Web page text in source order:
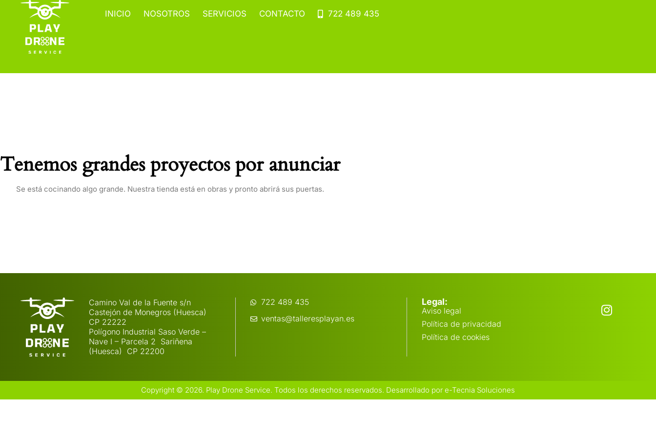
contenido
INICIO NOSOTROS SERVICIOS CONTACTO 722 489 435
Tenemos grandes proyectos por anunciar
Se está cocinando algo grande. Nuestra tienda está en obras y pronto abrirá sus puertas.
Camino Val de la Fuente s/n
Castejón de Monegros (Huesca)
CP 22222
Polígono Industrial Saso Verde –
Nave I – Parcela 2 Sariñena
(Huesca) CP 22200
722 489 435
ventas@talleresplayan.es
Legal:
Aviso legal
Política de privacidad
Política de cookies
I
n
m
Copyright © 2026. Play Drone Service. Todos los derechos reservados. Desarrollado por e-Tecnia Soluciones